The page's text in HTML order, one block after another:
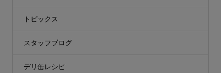
トピックス
スタッフブログ
デリ缶レシピ